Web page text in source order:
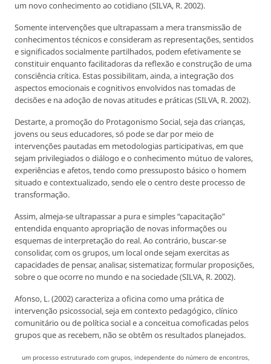
um novo conhecimento ao cotidiano (SILVA, R. 2002).
Somente intervenções que ultrapassam a mera transmissão de
conhecimentos técnicos e consideram as representações, sentidos
e significados socialmente partilhados, podem efetivamente se
constituir enquanto facilitadoras da reflexão e construção de uma
consciência crítica. Estas possibilitam, ainda, a integração dos
aspectos emocionais e cognitivos envolvidos nas tomadas de
decisões e na adoção de novas atitudes e práticas (SILVA, R. 2002).
Destarte, a promoção do Protagonismo Social, seja das crianças,
jovens ou seus educadores, só pode se dar por meio de
intervenções pautadas em metodologias participativas, em que
sejam privilegiados o diálogo e o conhecimento mútuo de valores,
experiências e afetos, tendo como pressuposto básico o homem
situado e contextualizado, sendo ele o centro deste processo de
transformação.
Assim, almeja-se ultrapassar a pura e simples “capacitação”
entendida enquanto apropriação de novas informações ou
esquemas de interpretação do real. Ao contrário, buscar-se
consolidar, com os grupos, um local onde sejam exercitas as
capacidades de pensar, analisar, sistematizar, formular proposições,
sobre o que ocorre no mundo e na sociedade (SILVA, R. 2002).
Afonso, L. (2002) caracteriza a oficina como uma prática de
intervenção psicossocial, seja em contexto pedagógico, clínico
comunitário ou de política social e a conceitua comoficadas pelos
grupos que as recebem, não se obtêm os resultados planejados.
um processo estruturado com grupos, independente do número de encontros,